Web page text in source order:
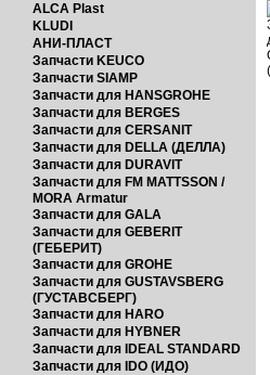
ALCA Plast
KLUDI
АНИ-ПЛАСТ
Запчасти KEUCO
Запчасти SIAMP
Запчасти для HANSGROHE
Запчасти для BERGES
Запчасти для CERSANIT
Запчасти для DELLA (ДЕЛЛА)
Запчасти для DURAVIT
Запчасти для FM MATTSSON /
MORA Armatur
Запчасти для GALA
Запчасти для GEBERIT
(ГЕБЕРИТ)
Запчасти для GROHE
Запчасти для GUSTAVSBERG
(ГУСТАВСБЕРГ)
Запчасти для HARO
Запчасти для HYBNER
Запчасти для IDEAL STANDARD
Запчасти для IDO (ИДО)